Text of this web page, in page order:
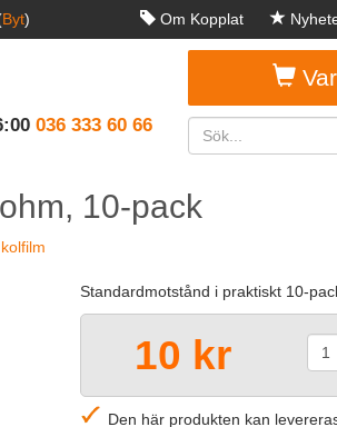
Byt) Om Kopplat
036 333 60 66
10-pack
Standardmotstånd i praktiskt 10-
10 kr
Den här produkten kan